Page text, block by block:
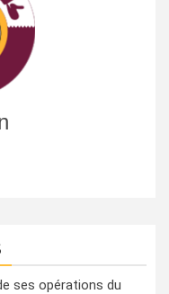
ses opérations du